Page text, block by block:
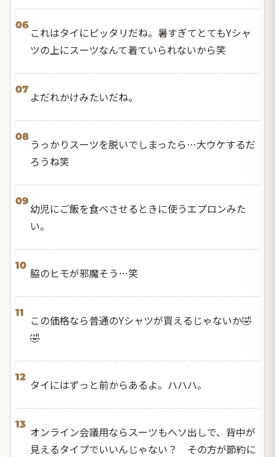
06
これはタイにピッタリだね。暑すぎてとてもYシャ
ツの上にスーツなんて着ていられないから笑
07
よだれかけみたいだね。
08
うっかりスーツを脱いでしまったら…大ウケするだ
ろうね笑
09
幼児にご飯を食べさせるときに使うエプロンみた
い。
10
脇のヒモが邪魔そう…笑
11
この価格なら普通のYシャツが買えるじゃないか🤣
🤣
12
タイにはずっと前からあるよ。ハハハ。
13
オンライン会議用ならスーツもヘソ出しで、背中が
見えるタイプでいいんじゃない？ その方が節約に